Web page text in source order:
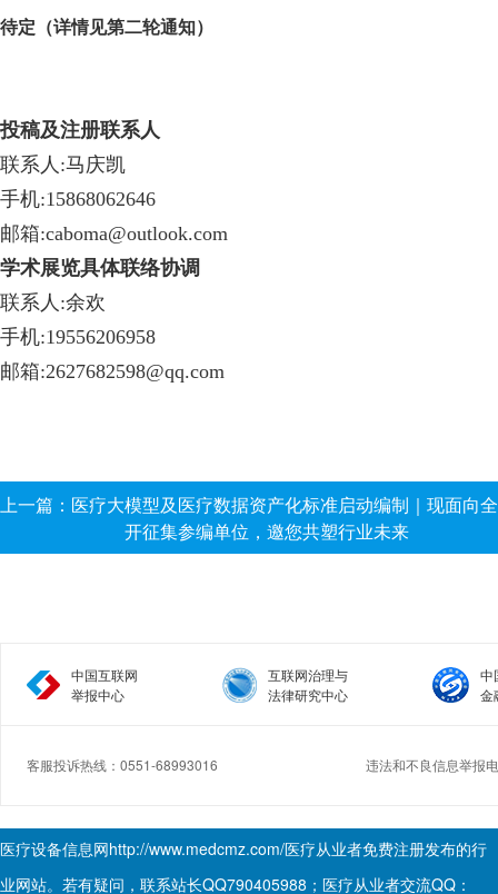
待定 （详情见第二轮通知）
投稿及注册联系人
联系人 :马庆凯
手机:15868062646
邮箱:caboma@outlook.com
学术展览具体联络协调
联系人 :余欢
手机:19556206958
邮箱:2627682598@qq.com
上一篇：医疗大模型及医疗数据资产化标准启动编制｜现面向
开征集参编单位，邀您共塑行业未来
中国互联网
举报中心
互联网治理与
法律研究中心
中
金
客服投诉热线：0551-68993016 违法和不良信息举报
医疗设备信息网http://www.medcmz.com/医疗从业者免费注册发布的行
业网站。若有疑问，联系站长QQ790405988；医疗从业者交流QQ：